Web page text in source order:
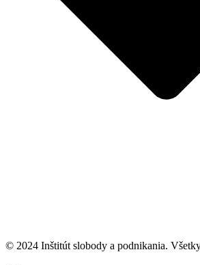
© 2024 Inštitút slobody a podnikania.